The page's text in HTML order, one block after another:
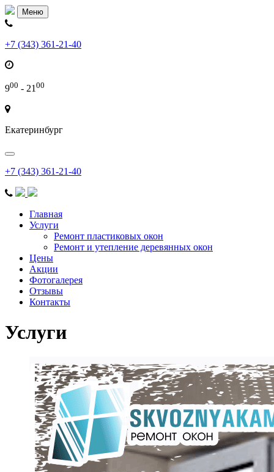
Меню
+7 (343) 361-21-40
900 - 21 00
Екатеринбург
Меню
+7 (343) 361-21-40
Главная
Услуги
Ремонт пластиковых окон
Ремонт и утепление деревянных окон
Цены
Акции
Фотогалерея
Отзывы
Контакты
Услуги